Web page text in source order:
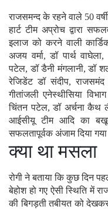
राजसमन्द के रहने वाले 50
हार्ट टीम अप्रोच द्वारा
इलाज को करने वाली
अजय वर्मा, डॉ पार्थ
पटेल, डॉ डैनी मंगलानी, डॉ
रेजिडेंट डॉ संदीप,
गीतांजली एनेस्थीसिया
चिंतन पटेल, डॉ अर्चना कैथ
आईसीयू टीम आदि का
सफलतापूर्वक अंजाम दिया
क्या था मसला
रोगी ने बताया कि कुछ दिन
बेहोश हो गए ऐसी स्थिति में
की बिगड़ती तबीयत को